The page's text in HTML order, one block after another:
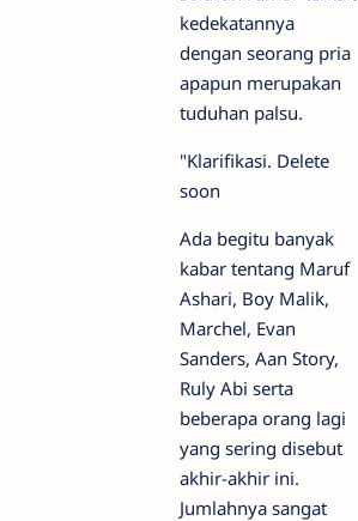
kedekatannya
dengan seorang pria
apapun merupakan
tuduhan palsu.
"Klarifikasi. Delete
soon
Ada begitu banyak
kabar tentang Maruf
Ashari, Boy Malik,
Marchel, Evan
Sanders, Aan Story,
Ruly Abi serta
beberapa orang lagi
yang sering disebut
akhir-akhir ini.
Jumlahnya sangat